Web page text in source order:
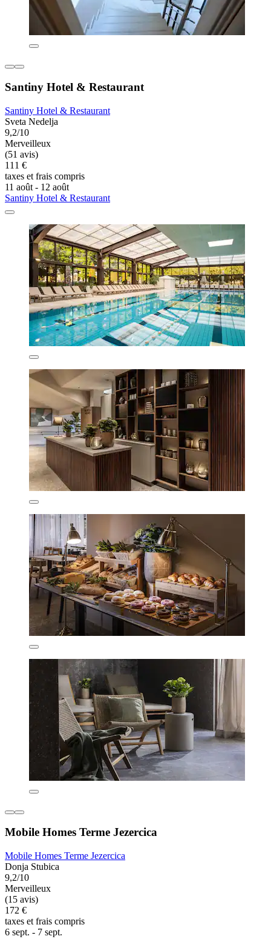
Santiny Hotel & Restaurant
Santiny Hotel & Restaurant
Sveta Nedelja
9,2/10
Merveilleux
(51 avis)
111 €
taxes et frais compris
11 août - 12 août
Santiny Hotel & Restaurant
Mobile Homes Terme Jezercica
Mobile Homes Terme Jezercica
Donja Stubica
9,2/10
Merveilleux
(15 avis)
172 €
taxes et frais compris
6 sept. - 7 sept.